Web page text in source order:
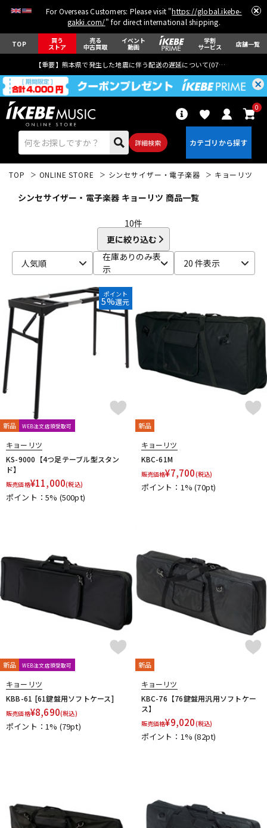
For Overseas Customers: Please visit "https://global.ikebe-
gakki.com/" for direct international shipping.
TOP 買う
ストア
売る
中古買取
イベント
動画
学割
サービス 店舗一覧
【重要】熊本県で発生した地震に伴う配送の遅延について(07月29日
詳細検索
0
電子ピアノ
アンプ
DJ機器
配信/ライブ機器 楽器アクセサリ
ヴィンテージ
TOP ONLINE STORE シンセサイザー・電子楽器 キョーリツ
シンセサイザー・電子楽器 キョーリツ 商品一覧
10件
更に絞り込む
人気順
在庫ありのみ表
示
20 件表示
ポイント
5%還元
新品 WEB注文店頭受取可
キョーリツ
KS-9000【4つ足テーブル型スタン
ド】
販売価格¥11,000(税込)
ポイント：5% (500pt)
新品
キョーリツ
KBC-61M
販売価格¥7,700(税込)
ポイント：1%(70pt)
新品 WEB注文店頭受取可
キョーリツ
KBB-61 [61鍵盤用ソフトケース]
販売価格¥8,690(税込)
ポイント：1% (79pt)
新品
キョーリツ
KBC-76【76鍵盤用汎用ソフトケー
ス】
販売価格¥9,020(税込)
ポイント：1%(82pt)